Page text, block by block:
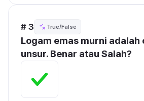
# 3 True/False
Logam emas murni adalah
unsur. Benar atau Salah?